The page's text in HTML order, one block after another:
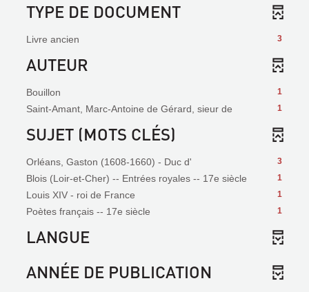
TYPE DE DOCUMENT
3
Livre ancien
AUTEUR
1
Bouillon
1
Saint-Amant, Marc-Antoine de Gérard, sieur de
SUJET (MOTS CLÉS)
3
Orléans, Gaston (1608-1660) - Duc d'
1
Blois (Loir-et-Cher) -- Entrées royales -- 17e siècle
1
Louis XIV - roi de France
1
Poètes français -- 17e siècle
LANGUE
ANNÉE DE PUBLICATION